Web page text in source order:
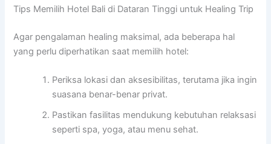
Tips Memilih Hotel Bali di Dataran Tinggi untuk Healing Trip
Agar pengalaman healing maksimal, ada beberapa hal
yang perlu diperhatikan saat memilih hotel:
Periksa lokasi dan aksesibilitas, terutama jika ingin
suasana benar-benar privat.
Pastikan fasilitas mendukung kebutuhan relaksasi
seperti spa, yoga, atau menu sehat.